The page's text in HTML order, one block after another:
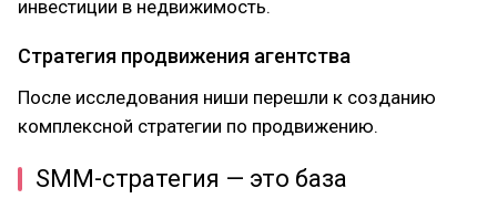
инвестиции в недвижимость.
Стратегия продвижения агентства
После исследования ниши перешли к созданию
комплексной стратегии по продвижению.
SMM-стратегия — это база